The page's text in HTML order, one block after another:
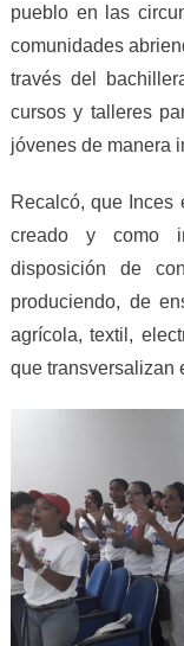
pueblo en las
comunidades
través del
cursos y talleres
jóvenes de manera
Recalcó, que Inces
creado y como
disposición de
produciendo, de
agrícola, textil,
que transversalizan